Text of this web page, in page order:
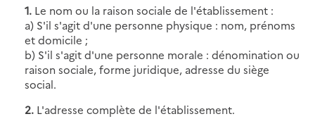
1. Le nom ou la raison sociale de l'établissement :
a) S'il s'agit d'une personne physique : nom, prénoms
et domicile ;
b) S'il s'agit d'une personne morale : dénomination ou
raison sociale, forme juridique, adresse du siège
social.
2. L'adresse complète de l'établissement.